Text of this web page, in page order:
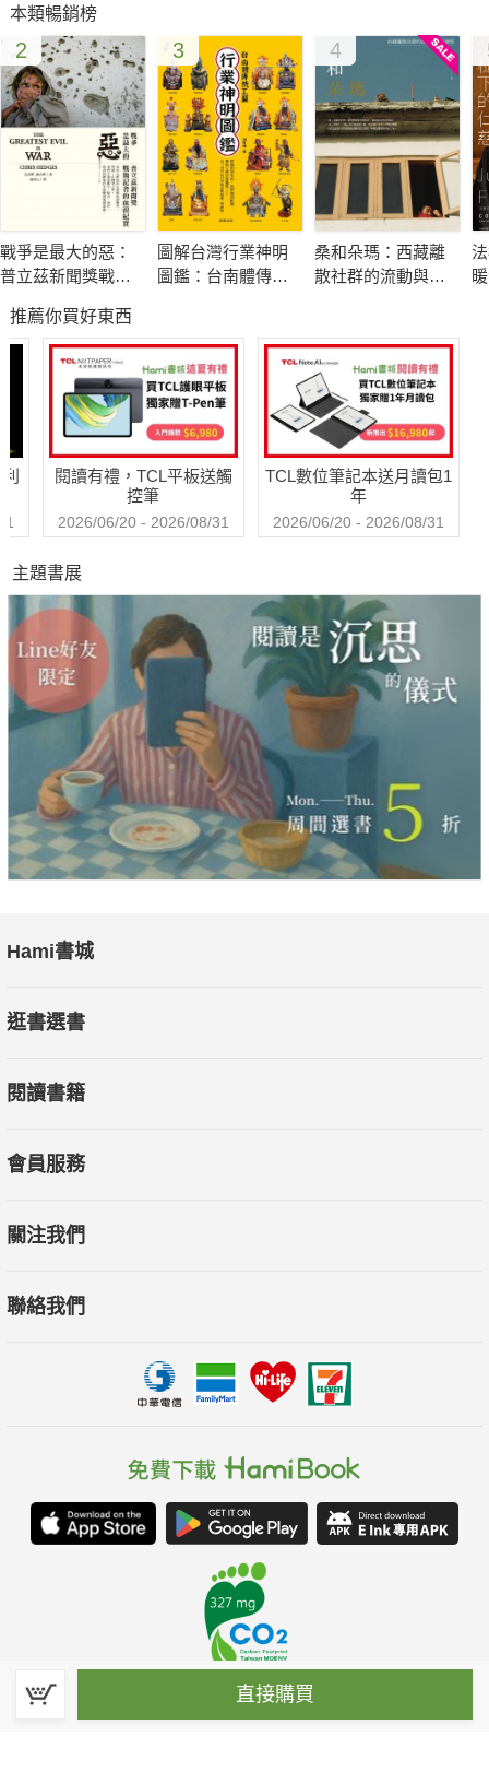
本類暢銷榜
2
戰爭是最大的惡：
普立茲新聞獎戰地
3
圖解台灣行業神明
圖鑑：台南體傳統
4
桑和朵瑪：西藏離
散社群的流動與社
推薦你買好東西
閱讀有禮，TCL平板送觸
控筆
2026/06/20 - 2026/08/31
TCL數位筆記本送月讀包1
年
2026/06/20 - 2026/08/31
直接購買
主題書展
Hami書城
逛書選書
閱讀書籍
會員服務
關注我們
聯絡我們